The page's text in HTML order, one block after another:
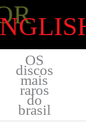
OS
discos
mais
raros
do
brasil